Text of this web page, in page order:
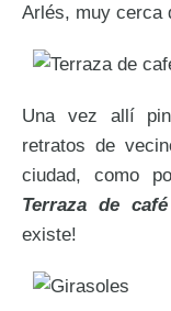
Arlés, muy cerca
Una vez allí
retratos de
ciudad, como
Terraza de
existe!